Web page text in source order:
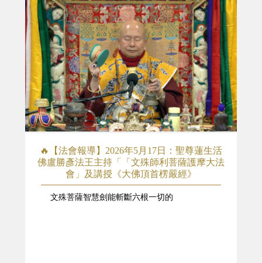
🔥【法會報導】2026年5月17日：聖尊蓮生活
佛盧勝彥法王主持「「文殊師利菩薩護摩大法
會」及講授《大佛頂首楞嚴經》
文殊菩薩智慧劍能斬斷六根一切的